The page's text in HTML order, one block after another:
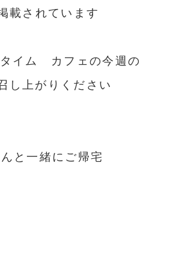
載されています
イム カフェの今週の
し上がりください
一緒にご帰宅